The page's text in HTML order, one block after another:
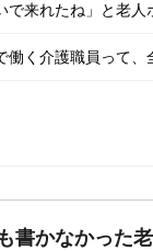
で来れたね」と老
働く介護職員って
書かなかった